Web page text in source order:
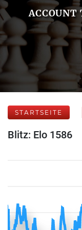
ACCOUNT
STARTSEITE
Blitz: Elo 1586